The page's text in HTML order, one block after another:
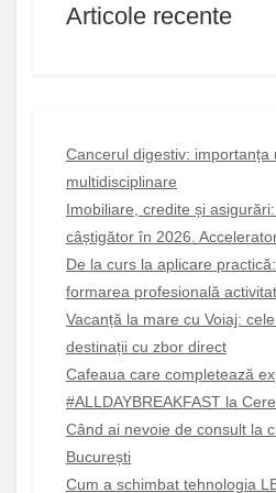
Articole recente
Cancerul digestiv: importanța
multidisciplinare
Imobiliare, credite și
câștigător în 2026.
De la curs la aplicare
formarea profesională
Vacanță la mare cu Voiaj:
destinații cu zbor direct
Cafeaua care completează
#ALLDAYBREAKFAST la
Când ai nevoie de consult la
București
Cum a schimbat tehnologia